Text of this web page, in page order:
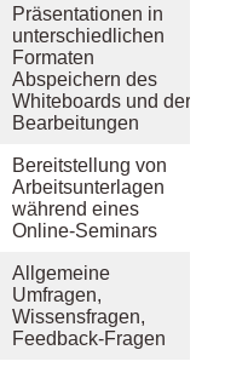
Präsentationen in
unterschiedlichen
Formaten
Abspeichern des
Whiteboards und der
Bearbeitungen
Bereitstellung von
Arbeitsunterlagen
während eines
Online-Seminars
Allgemeine
Umfragen,
Wissensfragen,
Feedback-Fragen